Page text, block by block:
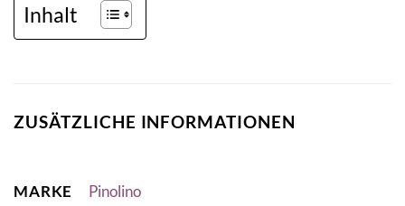
Inhalt
ZUSÄTZLICHE INFORMATIONEN
MARKE Pinolino